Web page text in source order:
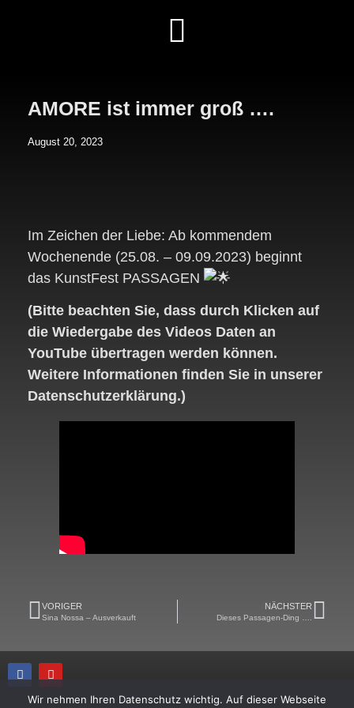
AMORE ist immer groß ….
August 20, 2023
Im Zeichen der Liebe: Ab kommendem
Wochenende (25.08. – 09.09.2023) beginnt
das KunstFest PASSAGEN
(Bitte beachten Sie, dass durch Klicken auf
die Wiedergabe des Videos Daten an
YouTube übertragen werden können.
Weitere Informationen finden Sie in unserer
Datenschutzerklärung.)
VORIGER
Sina Nossa – Ausverkauft
NÄCHSTER
Dieses Passagen-Ding ….
Wir nehmen Ihren Datenschutz wichtig. Auf dieser Webseite